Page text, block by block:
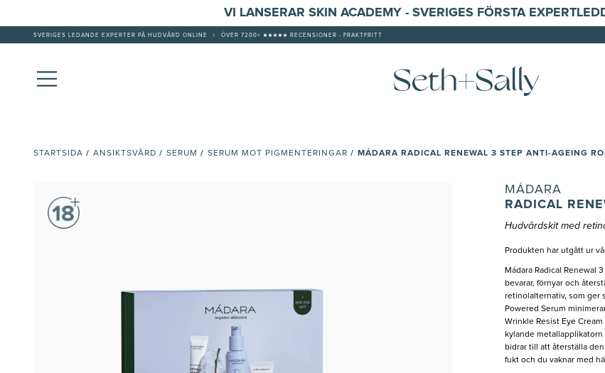
VI LANSERAR SKIN ACADEMY - SVERIGES FÖRSTA
SVERIGES LEDANDE EXPERTER PÅ HUDVÅRD ONLINE ÖVER 7200+ ★★★★★ RECENSIONER - FRAKTFRITT
STARTSIDA / ANSIKTSVÅRD / SERUM / SERUM MOT PIGMENTERINGAR / MÁDARA RADICAL RENEWAL 3 STEP ANTI-AGEING
MÁDARA
RADICAL
Hudvårdskit med
Produkten har utgått ur
Mádara Radical Renewal
bevarar, förnyar och
retinolalternativ, som ger
Powered Serum
Wrinkle Resist Eye
kylande
bidrar till att återställa
fukt och du vaknar med